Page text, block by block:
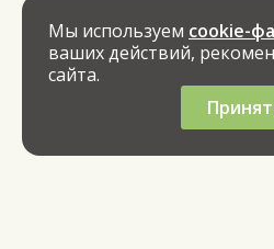
Мы используем cookie-
ваших действий,
сайта.